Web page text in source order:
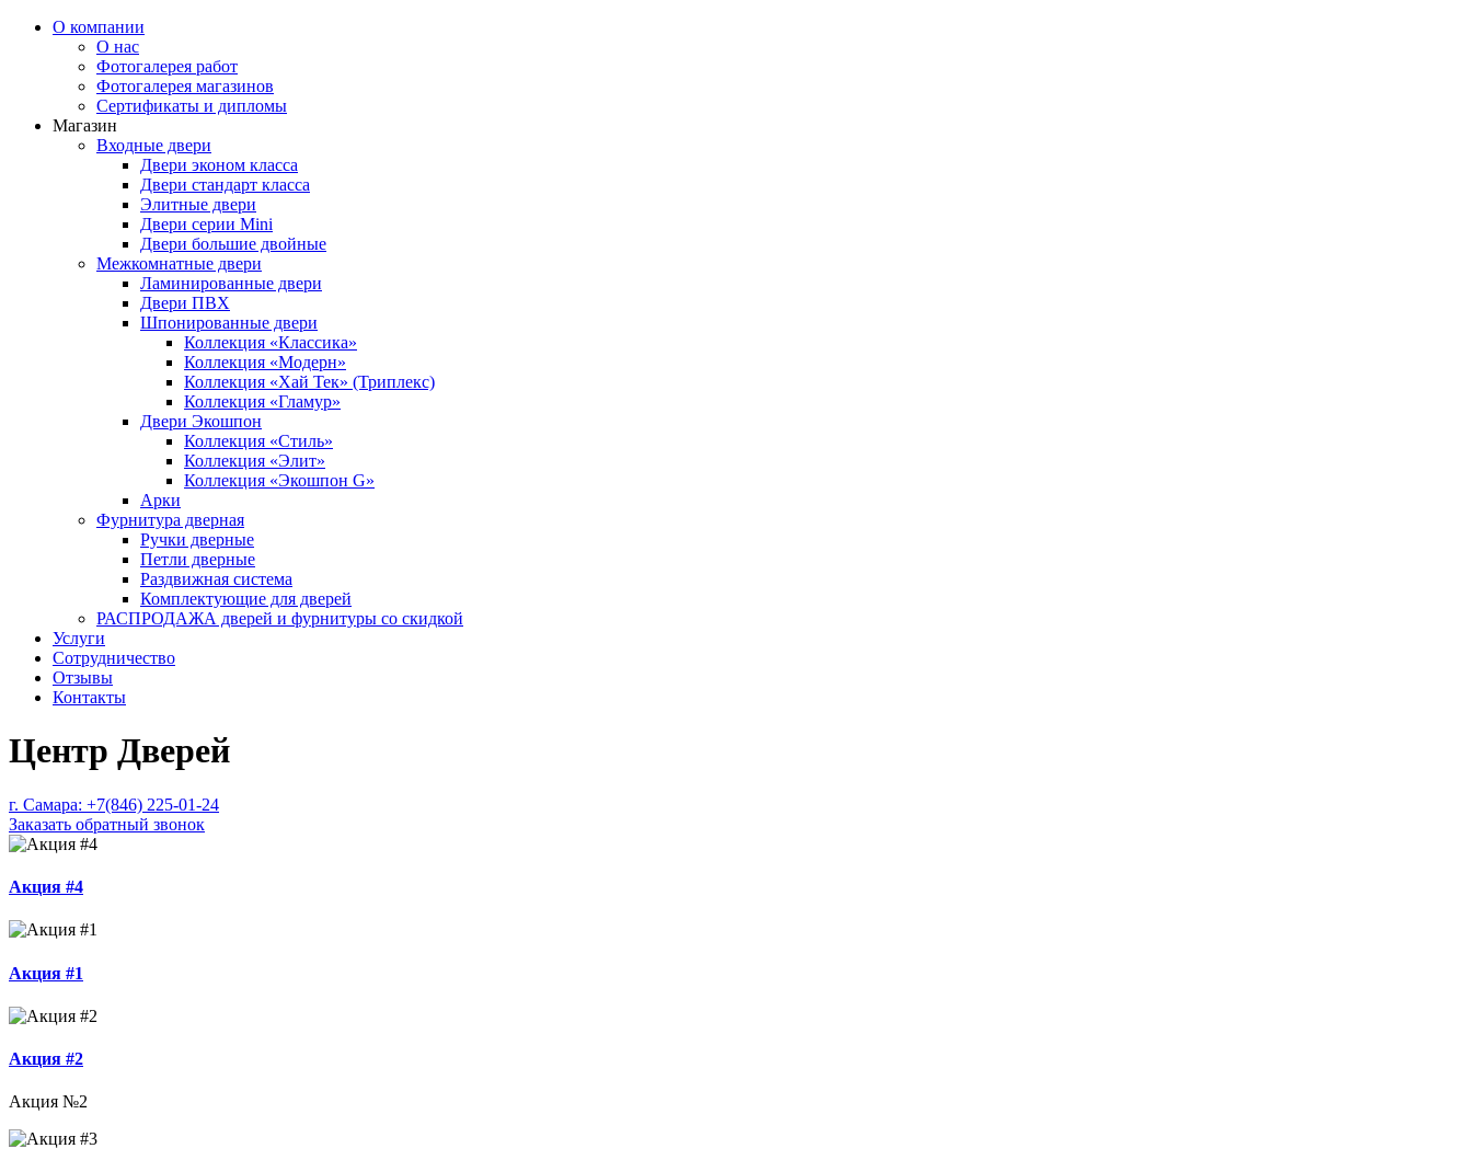
О компании
О нас
Фотогалерея работ
Фотогалерея магазинов
Сертификаты и дипломы
Магазин
Входные двери
Двери эконом класса
Двери стандарт класса
Элитные двери
Двери серии Mini
Двери большие двойные
Межкомнатные двери
Ламинированные двери
Двери ПВХ
Шпонированные двери
Коллекция «Классика»
Коллекция «Модерн»
Коллекция «Хай Тек» (Триплекс)
Коллекция «Гламур»
Двери Экошпон
Коллекция «Cтиль»
Коллекция «Элит»
Коллекция «Экошпон G»
Арки
Фурнитура дверная
Ручки дверные
Петли дверные
Раздвижная система
Комплектующие для дверей
РАСПРОДАЖА дверей и фурнитуры со скидкой
Услуги
Сотрудничество
Отзывы
Контакты
Центр Дверей
г. Самара: +7(846) 225-01-24
Заказать обратный звонок
Акция #4
Акция #1
Акция #2
Акция №2